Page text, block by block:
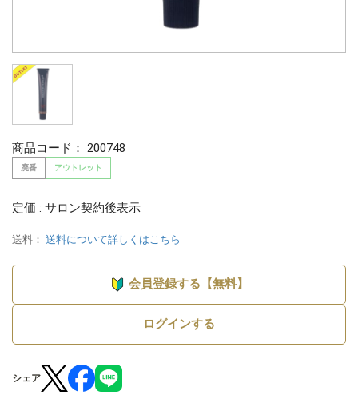
商品コード： 200748
廃番 アウトレット
定価 : サロン契約後表示
送料： 送料について詳しくはこちら
会員登録する【無料】
ログインする
シェア